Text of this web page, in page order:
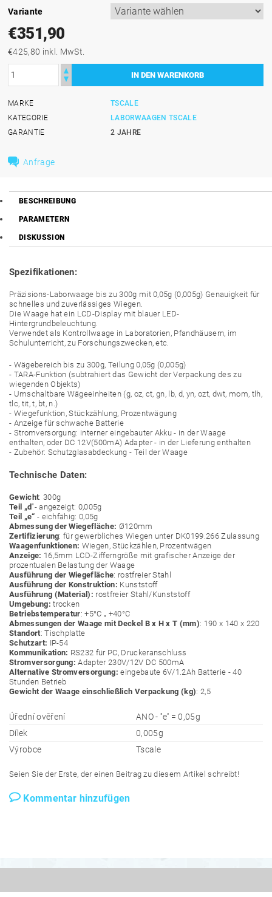
Variante
€351,90
€425,80 inkl. MwSt.
MARKE
TSCALE
KATEGORIE
LABORWAAGEN TSCALE
GARANTIE
2 JAHRE
Anfrage
BESCHREIBUNG
PARAMETERN
DISKUSSION
Spezifikationen:
Präzisions-Laborwaage bis zu 300g mit 0,05g (0,005g) Genauigkeit für
schnelles und zuverlässiges Wiegen.
Die Waage hat ein LCD-Display mit blauer LED-
Hintergrundbeleuchtung.
Verwendet als Kontrollwaage in Laboratorien, Pfandhäusern, im
Schulunterricht, zu Forschungszwecken, etc.
- Wägebereich bis zu 300g, Teilung 0,05g (0,005g)
- TARA-Funktion (subtrahiert das Gewicht der Verpackung des zu
wiegenden Objekts)
- Umschaltbare Wägeeinheiten (g, oz, ct, gn, lb, d, yn, ozt, dwt, mom, tlh,
tlc, tit, t, bt, n.)
- Wiegefunktion, Stückzählung, Prozentwägung
- Anzeige für schwache Batterie
- Stromversorgung: interner eingebauter Akku - in der Waage
enthalten, oder DC 12V(500mA) Adapter - in der Lieferung enthalten
- Zubehör: Schutzglasabdeckung - Teil der Waage
Technische Daten:
Gewicht: 300g
Teil „d“- angezeigt: 0,005g
Teil „e“ - eichfähig: 0,05g
Abmessung der Wiegefläche: Ø120mm
Zertifizierung: für gewerbliches Wiegen unter DK0199.266 Zulassung
Waagenfunktionen: Wiegen, Stückzählen, Prozentwägen
Anzeige: 16,5mm LCD-Zifferngröße mit grafischer Anzeige der
prozentualen Belastung der Waage
Ausführung der Wiegefläche: rostfreier Stahl
Ausführung der Konstruktion: Kunststoff
Ausführung (Material): rostfreier Stahl/Kunststoff
Umgebung: trocken
Betriebstemperatur: +5°C „ +40°C
Abmessungen der Waage mit Deckel B x H x T (mm): 190 x 140 x 220
Standort: Tischplatte
Schutzart: IP-54
Kommunikation: RS232 für PC, Druckeranschluss
Stromversorgung: Adapter 230V/12V DC 500mA
Alternative Stromversorgung: eingebaute 6V/1.2Ah Batterie - 40
Stunden Betrieb
Gewicht der Waage einschließlich Verpackung (kg): 2,5
Úřední ověření
ANO - ''e'' = 0,05g
Dílek
0,005g
Výrobce
Tscale
Seien Sie der Erste, der einen Beitrag zu diesem Artikel schreibt!
Kommentar hinzufügen